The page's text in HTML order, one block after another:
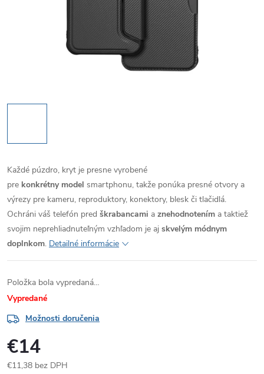
Každé púzdro, kryt je presne vyrobené
pre konkrétny model smartphonu, takže ponúka presné otvory a
výrezy pre kameru, reproduktory, konektory, blesk či tlačidlá.
Ochráni váš telefón pred škrabancami a znehodnotením a taktiež
svojim neprehliadnuteľným vzhľadom je aj skvelým módnym
doplnkom. Detailné informácie
Položka bola vypredaná…
Vypredané
Možnosti doručenia
€14
€11,38 bez DPH